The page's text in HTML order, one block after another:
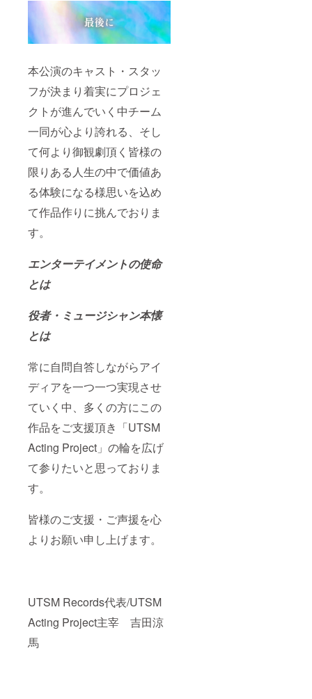
本公演のキャスト・スタッ
フが決まり着実にプロジェ
クトが進んでいく中チーム
一同が心より誇れる、そし
て何より御観劇頂く皆様の
限りある人生の中で価値あ
る体験になる様思いを込め
て作品作りに挑んでおりま
す。
エンターテイメントの使命
とは
役者・ミュージシャン本懐
とは
常に自問自答しながらアイ
ディアを一つ一つ実現させ
ていく中、多くの方にこの
作品をご支援頂き「UTSM
Acting Project」の輪を広げ
て参りたいと思っておりま
す。
皆様のご支援・ご声援を心
よりお願い申し上げます。
UTSM Records代表/UTSM
Acting Project主宰 吉田涼
馬